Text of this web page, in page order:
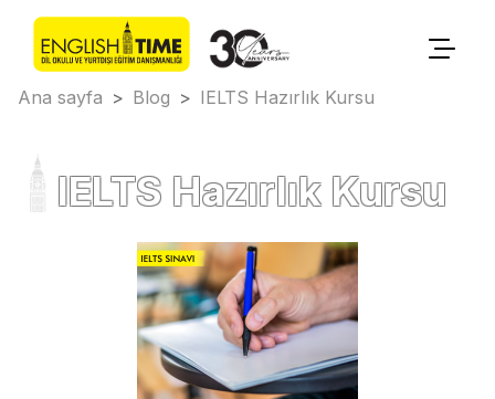
Ana sayfa > Blog > IELTS Hazırlık Kursu
IELTS Hazırlık Kursu